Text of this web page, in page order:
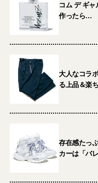
コム デ ギ
作ったら…
大人なコラ
る上品＆楽
存在感たっ
カーは「バ